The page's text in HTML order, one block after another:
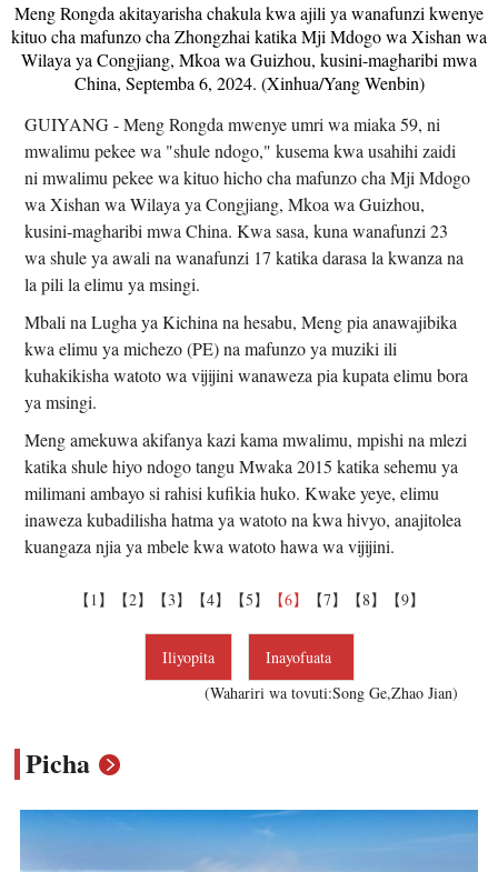
Meng Rongda akitayarisha chakula kwa ajili ya wanafunzi kwenye
kituo cha mafunzo cha Zhongzhai katika Mji Mdogo wa Xishan wa
Wilaya ya Congjiang, Mkoa wa Guizhou, kusini-magharibi mwa
China, Septemba 6, 2024. (Xinhua/Yang Wenbin)
GUIYANG - Meng Rongda mwenye umri wa miaka 59, ni
mwalimu pekee wa "shule ndogo," kusema kwa usahihi zaidi
ni mwalimu pekee wa kituo hicho cha mafunzo cha Mji Mdogo
wa Xishan wa Wilaya ya Congjiang, Mkoa wa Guizhou,
kusini-magharibi mwa China. Kwa sasa, kuna wanafunzi 23
wa shule ya awali na wanafunzi 17 katika darasa la kwanza na
la pili la elimu ya msingi.
Mbali na Lugha ya Kichina na hesabu, Meng pia anawajibika
kwa elimu ya michezo (PE) na mafunzo ya muziki ili
kuhakikisha watoto wa vijijini wanaweza pia kupata elimu bora
ya msingi.
Meng amekuwa akifanya kazi kama mwalimu, mpishi na mlezi
katika shule hiyo ndogo tangu Mwaka 2015 katika sehemu ya
milimani ambayo si rahisi kufikia huko. Kwake yeye, elimu
inaweza kubadilisha hatma ya watoto na kwa hivyo, anajitolea
kuangaza njia ya mbele kwa watoto hawa wa vijijini.
【1】 【2】 【3】 【4】 【5】 【6】 【7】 【8】 【9】
Iliyopita
Inayofuata
(Wahariri wa tovuti:Song Ge,Zhao Jian)
Picha